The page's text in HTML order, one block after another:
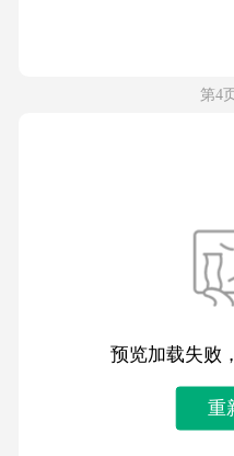
第4
预览加载失败
重